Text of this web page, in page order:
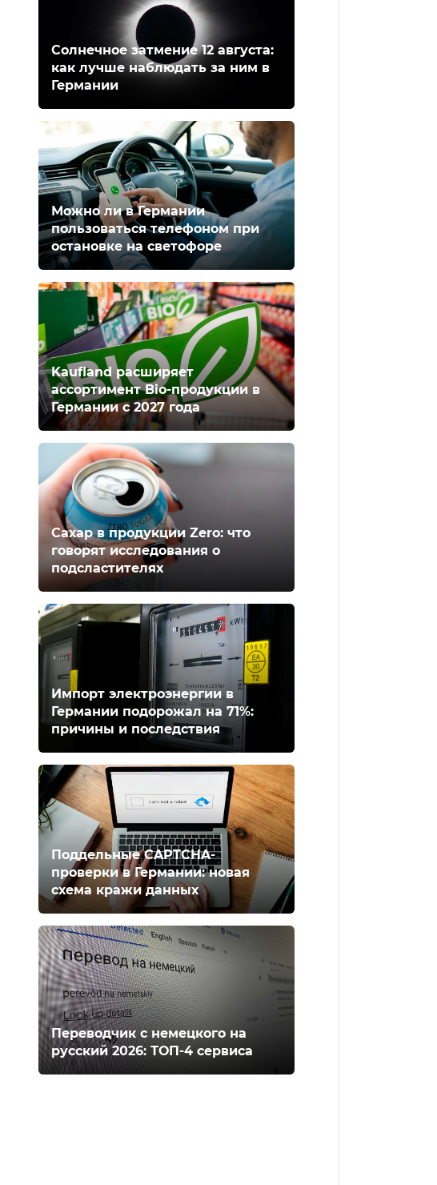
Солнечное затмение 12 августа:
как лучше наблюдать за ним в
Германии
Можно ли в Германии
пользоваться телефоном при
остановке на светофоре
Kaufland расширяет
ассортимент Bio-продукции в
Германии с 2027 года
Сахар в продукции Zero: что
говорят исследования о
подсластителях
Импорт электроэнергии в
Германии подорожал на 71%:
причины и последствия
Поддельные CAPTCHA-
проверки в Германии: новая
схема кражи данных
Переводчик с немецкого на
русский 2026: ТОП-4 сервиса